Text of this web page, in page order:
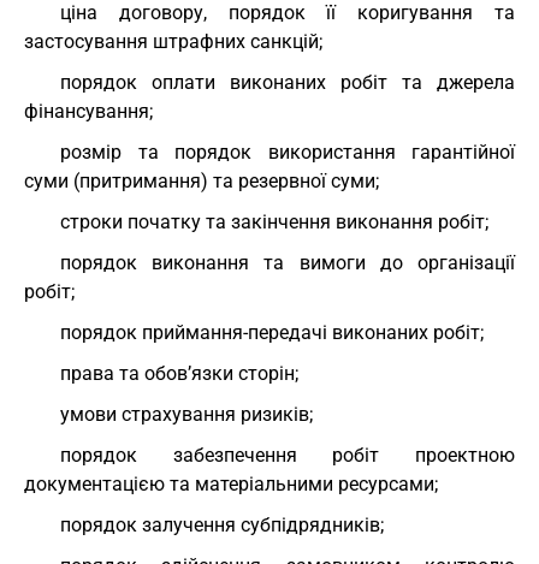
ціна договору, порядок її коригування та
застосування штрафних санкцій;
порядок оплати виконаних робіт та джерела
фінансування;
розмір та порядок використання гарантійної
суми (притримання) та резервної суми;
строки початку та закінчення виконання робіт;
порядок виконання та вимоги до організації
робіт;
порядок приймання-передачі виконаних робіт;
права та обов’язки сторін;
умови страхування ризиків;
порядок забезпечення робіт проектною
документацією та матеріальними ресурсами;
порядок залучення субпідрядників;